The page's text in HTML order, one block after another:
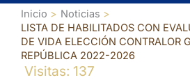
Inicio
Noticias
LISTA DE HABILITADOS CON
DE VIDA ELECCIÓN CONTRALOR
REPÚBLICA 2022-2026
Visitas: 137